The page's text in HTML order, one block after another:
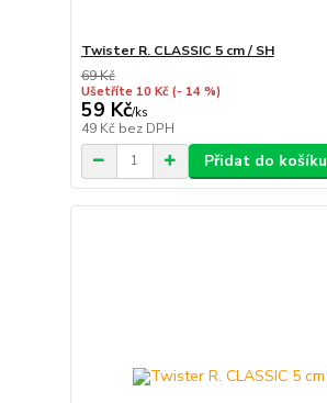
Twister R. CLASSIC 5 cm / SH
69 Kč
Ušetříte 10 Kč (- 14 %)
59 Kč/ks
49 Kč bez DPH
Přidat do košíku